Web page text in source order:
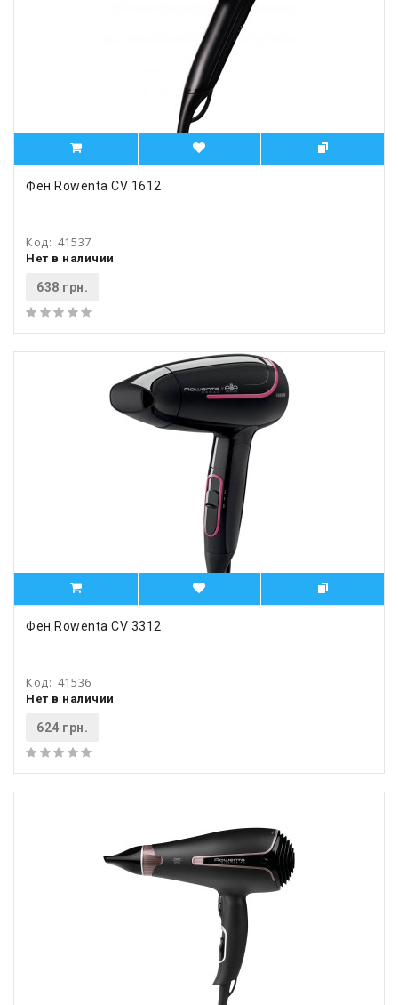
Фен Rowenta CV 1612
Код: 41537
Нет в наличии
638 грн.
Фен Rowenta CV 3312
Код: 41536
Нет в наличии
624 грн.